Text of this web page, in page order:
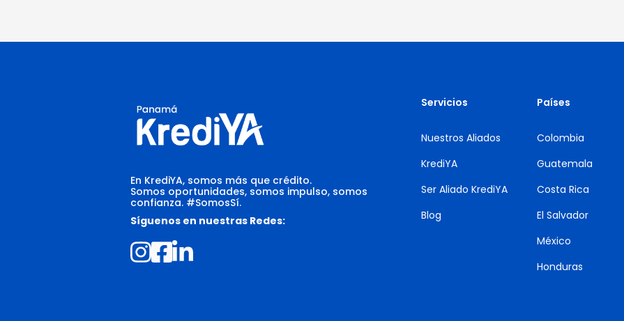
En KrediYA, somos más que crédito.
Somos oportunidades, somos impulso, somos
confianza. #SomosSí.
Síguenos en nuestras Redes:
Servicios
Nuestros Aliados
KrediYA
Ser Aliado KrediYA
Blog
Países
Colombia
Guatemala
Costa Rica
El Salvador
México
Honduras